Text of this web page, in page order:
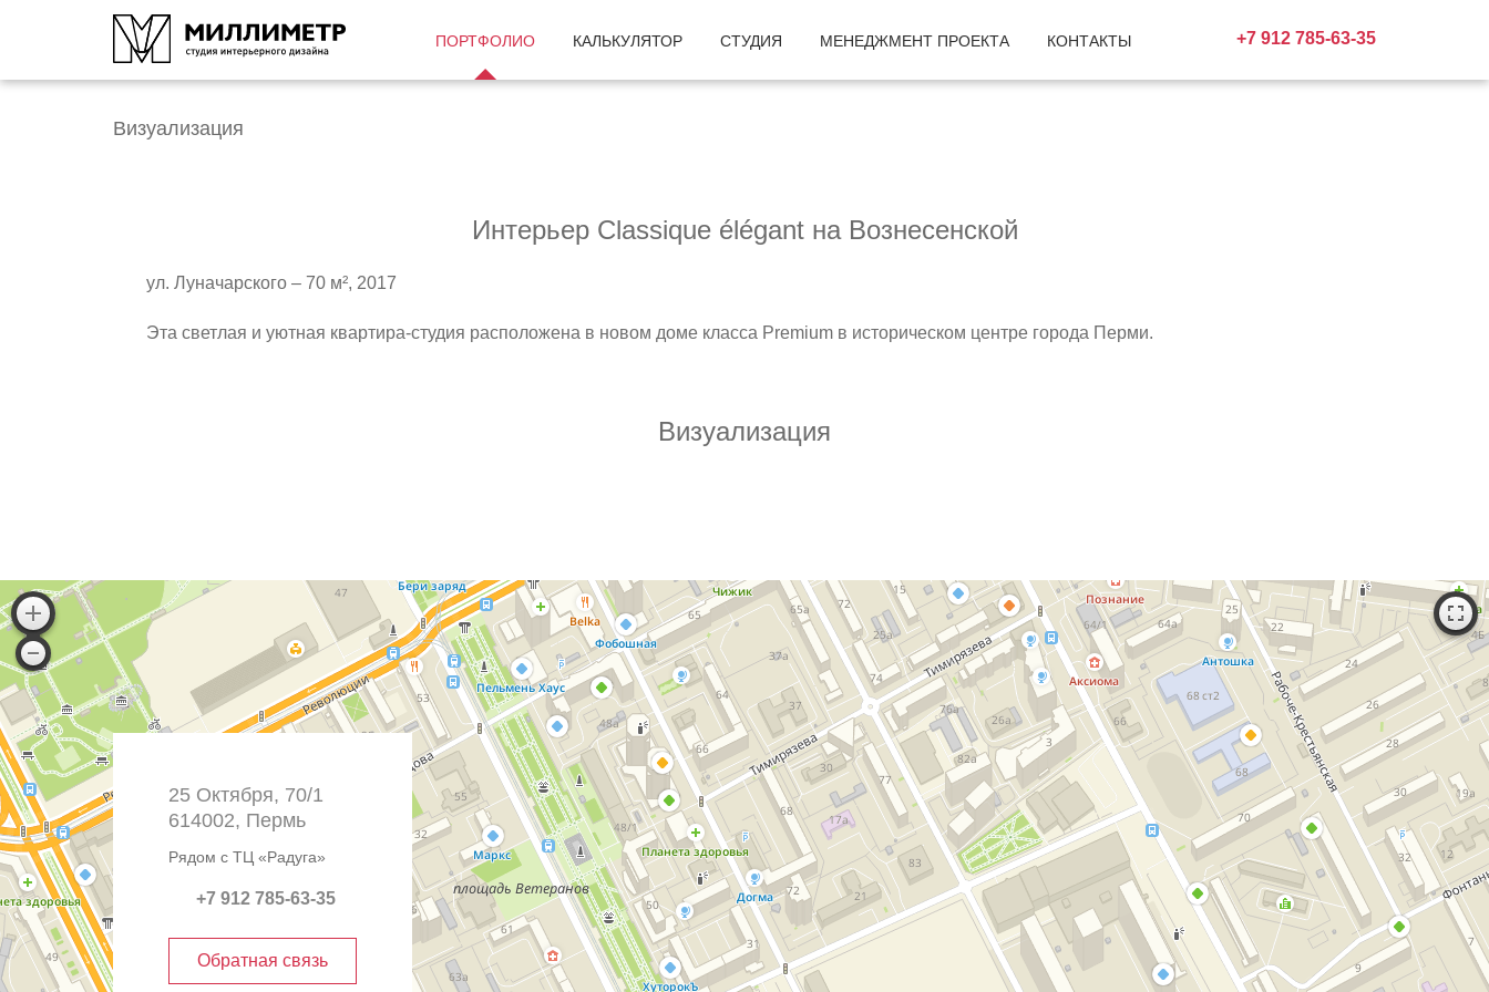
ПОРТФОЛИО КАЛЬКУЛЯТОР СТУДИЯ МЕНЕДЖМЕНТ ПРОЕКТА КОНТАКТЫ +7 912 785-63-35
Визуализация
Интерьер Classique élégant на Вознесенской
ул. Луначарского – 70 м², 2017
Эта светлая и уютная квартира-студия расположена в новом доме класса Premium в историческом центре города Перми.
Визуализация
25 Октября, 70/1
614002, Пермь
Рядом с ТЦ «Радуга»
+7 912 785-63-35
Обратная связь